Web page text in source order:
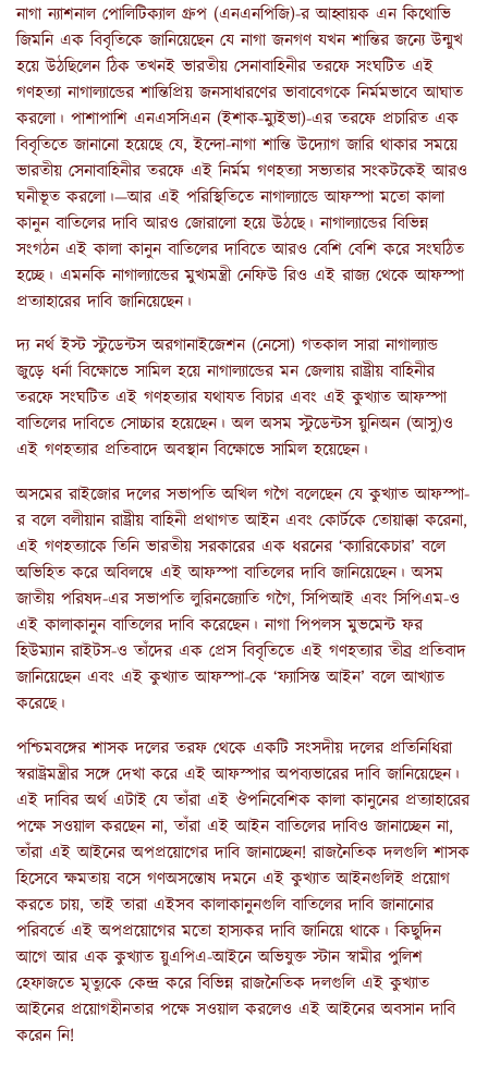
নাগা ন্যাশনাল পোলিটিক্যাল গ্রুপ (এনএনপিজি)-র আহ্বায়ক এন কিথোভি
জিমনি এক বিবৃতিকে জানিয়েছেন যে নাগা জনগণ যখন শান্তির জন্যে উন্মুখ
হয়ে উঠছিলেন ঠিক তখনই ভারতীয় সেনাবাহিনীর তরফে সংঘটিত এই
গণহত্যা নাগাল্যান্ডের শান্তিপ্রিয় জনসাধারণের ভাবাবেগকে নির্মমভাবে আঘাত
করলো। পাশাপাশি এনএসসিএন (ইশাক-ম্যুইভা)-এর তরফে প্রচারিত এক
বিবৃতিতে জানানো হয়েছে যে, ইন্দো-নাগা শান্তি উদ্যোগ জারি থাকার সময়ে
ভারতীয় সেনাবাহিনীর তরফে এই নির্মম গণহত্যা সভ্যতার সংকটকেই আরও
ঘনীভূত করলো।—আর এই পরিস্থিতিতে নাগাল্যান্ডে আফস্পা মতো কালা
কানুন বাতিলের দাবি আরও জোরালো হয়ে উঠছে। নাগাল্যান্ডের বিভিন্ন
সংগঠন এই কালা কানুন বাতিলের দাবিতে আরও বেশি বেশি করে সংঘঠিত
হচ্ছে। এমনকি নাগাল্যান্ডের মুখ্যমন্ত্রী নেফিউ রিও এই রাজ্য থেকে আফস্পা
প্রত্যাহারের দাবি জানিয়েছেন।
দ্য নর্থ ইস্ট স্টুডেন্টস অরগানাইজেশন (নেসো) গতকাল সারা নাগাল্যান্ড
জুড়ে ধর্না বিক্ষোভে সামিল হয়ে নাগাল্যান্ডের মন জেলায় রাষ্ট্রীয় বাহিনীর
তরফে সংঘটিত এই গণহত্যার যথাযত বিচার এবং এই কুখ্যাত আফস্পা
বাতিলের দাবিতে সোচ্চার হয়েছেন। অল অসম স্টুডেন্টস য়ুনিঅন (আসু)ও
এই গণহত্যার প্রতিবাদে অবস্থান বিক্ষোভে সামিল হয়েছেন।
অসমের রাইজোর দলের সভাপতি অখিল গগৈ বলেছেন যে কুখ্যাত আফস্পা-
র বলে বলীয়ান রাষ্ট্রীয় বাহিনী প্রথাগত আইন এবং কোর্টকে তোয়াক্কা করেনা,
এই গণহত্যাকে তিনি ভারতীয় সরকারের এক ধরনের ‘ক্যারিকেচার’ বলে
অভিহিত করে অবিলম্বে এই আফস্পা বাতিলের দাবি জানিয়েছেন। অসম
জাতীয় পরিষদ-এর সভাপতি লুরিনজ্যোতি গগৈ, সিপিআই এবং সিপিএম-ও
এই কালাকানুন বাতিলের দাবি করেছেন। নাগা পিপলস মুভমেন্ট ফর
হিউম্যান রাইটস-ও তাঁদের এক প্রেস বিবৃতিতে এই গণহত্যার তীব্র প্রতিবাদ
জানিয়েছেন এবং এই কুখ্যাত আফস্পা-কে ‘ফ্যাসিস্ত আইন’ বলে আখ্যাত
করেছে।
পশ্চিমবঙ্গের শাসক দলের তরফ থেকে একটি সংসদীয় দলের প্রতিনিধিরা
স্বরাষ্ট্রমন্ত্রীর সঙ্গে দেখা করে এই আফস্পার অপব্যভারের দাবি জানিয়েছেন।
এই দাবির অর্থ এটাই যে তাঁরা এই ঔপনিবেশিক কালা কানুনের প্রত্যাহারের
পক্ষে সওয়াল করছেন না, তাঁরা এই আইন বাতিলের দাবিও জানাচ্ছেন না,
তাঁরা এই আইনের অপপ্রয়োগের দাবি জানাচ্ছেন! রাজনৈতিক দলগুলি শাসক
হিসেবে ক্ষমতায় বসে গণঅসন্তোষ দমনে এই কুখ্যাত আইনগুলিই প্রয়োগ
করতে চায়, তাই তারা এইসব কালাকানুনগুলি বাতিলের দাবি জানানোর
পরিবর্তে এই অপপ্রয়োগের মতো হাস্যকর দাবি জানিয়ে থাকে। কিছুদিন
আগে আর এক কুখ্যাত য়ুএপিএ-আইনে অভিযুক্ত স্টান স্বামীর পুলিশ
হেফাজতে মৃত্যুকে কেন্দ্র করে বিভিন্ন রাজনৈতিক দলগুলি এই কুখ্যাত
আইনের প্রয়োগহীনতার পক্ষে সওয়াল করলেও এই আইনের অবসান দাবি
করেন নি!